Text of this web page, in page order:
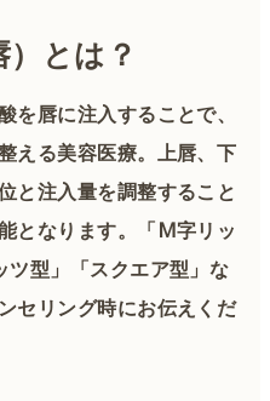
とは？
を唇に注入することで、
える美容医療。上唇、下
と注入量を調整すること
となります。「M字リッ
ツ型」「スクエア型」な
セリング時にお伝えくだ